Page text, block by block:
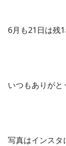
6月も21日は残
いつもありがと
写真はインスタ